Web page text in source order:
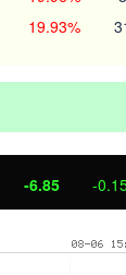
19.93%
3.42